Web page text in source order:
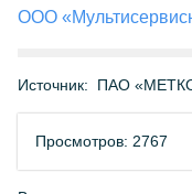
ООО
Источник: ПАО
Просмотров: 2767